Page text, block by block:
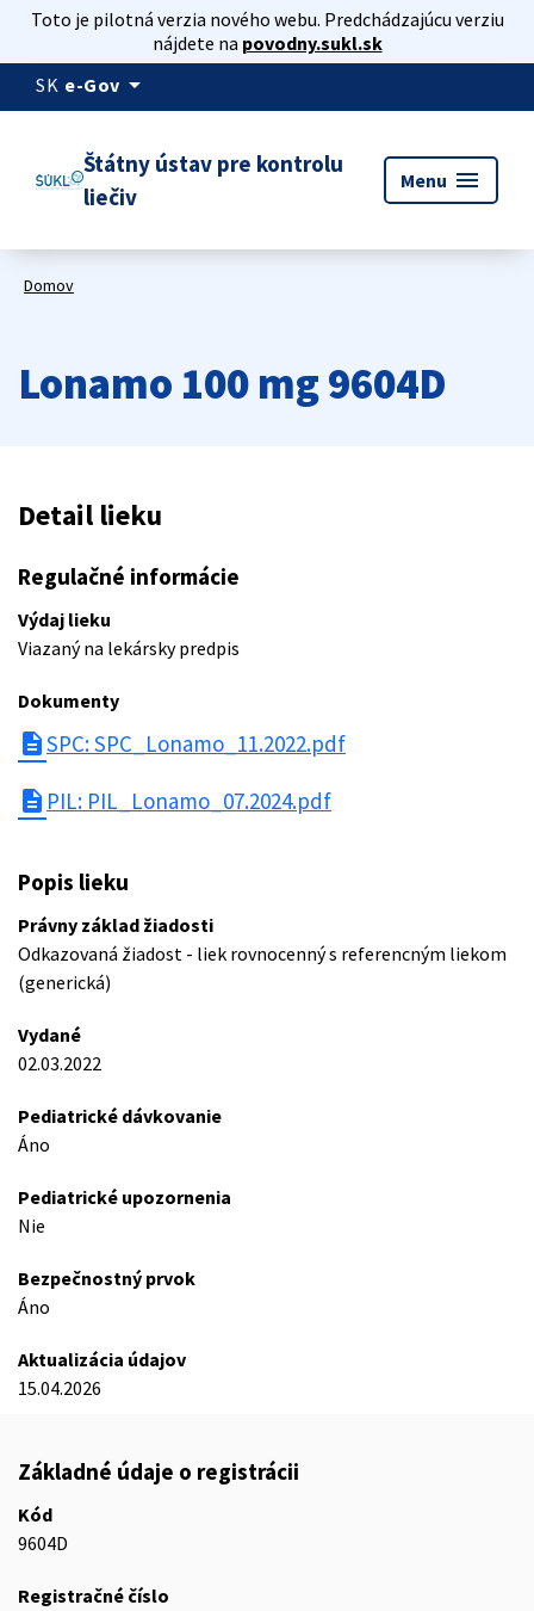
Toto je pilotná verzia nového webu. Predchádzajúcu verziu
nájdete na povodny.sukl.sk
SK e-Gov arrow_drop_down
Štátny ústav pre kontrolu
liečiv
Menu menu
Domov
Lonamo 100 mg 9604D
Detail lieku
Regulačné informácie
Výdaj lieku
Viazaný na lekársky predpis
Dokumenty
descriptionSPC: SPC_Lonamo_11.2022.pdf
description PIL: PIL_Lonamo_07.2024.pdf
Popis lieku
Právny základ žiadosti
Odkazovaná žiadost - liek rovnocenný s referencným liekom
(generická)
Vydané
02.03.2022
Pediatrické dávkovanie
Áno
Pediatrické upozornenia
Nie
Bezpečnostný prvok
Áno
Aktualizácia údajov
15.04.2026
Základné údaje o registrácii
Kód
9604D
Registračné číslo